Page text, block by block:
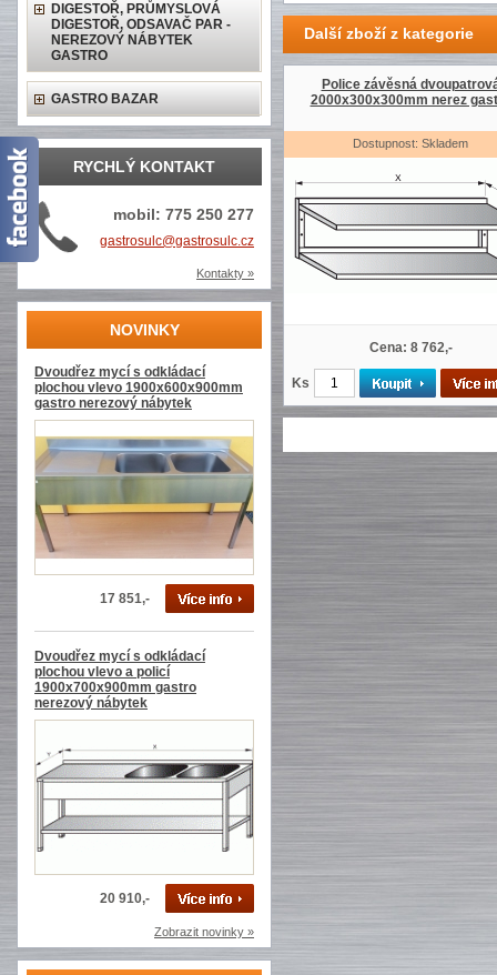
DIGESTOŘ, PRŮMYSLOVÁ
DIGESTOŘ, ODSAVAČ PAR -
NEREZOVÝ NÁBYTEK
GASTRO
GASTRO BAZAR
RYCHLÝ KONTAKT
mobil: 775 250 277
gastrosulc@gastrosulc.cz
Kontakty »
NOVINKY
Dvoudřez mycí s odkládací
plochou vlevo 1900x600x900mm
gastro nerezový nábytek
17 851,-
Dvoudřez mycí s odkládací
plochou vlevo a policí
1900x700x900mm gastro
nerezový nábytek
20 910,-
Zobrazit novinky »
Další zboží z kategorie
Police závěsná
2000x300x300mm nerez
Dostupnost: Skladem
Cena: 8 762,-
Ks